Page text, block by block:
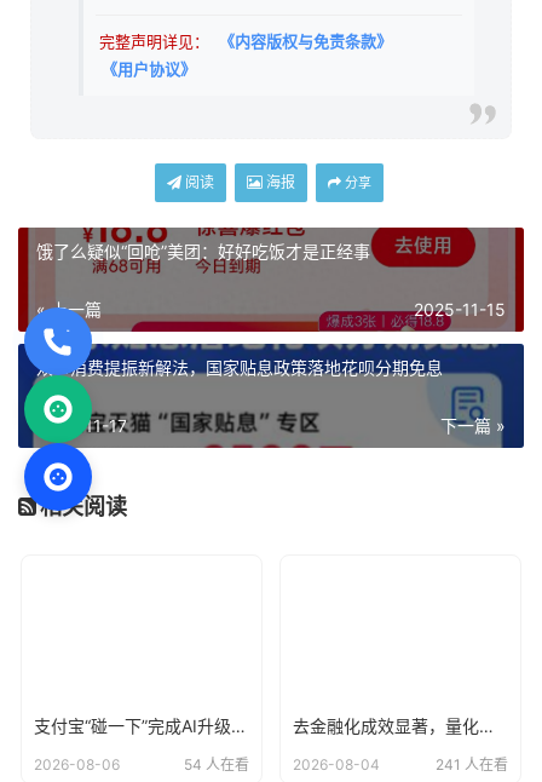
完整声明详见：
《内容版权与免责条款》
《用户协议》
阅读 海报 分享
饿了么疑似“回呛”美团：好好吃饭才是正经事
« 上一篇 2025-11-15
双11消费提振新解法，国家贴息政策落地花呗分期免息
下一篇 »
2025-11-17
相关阅读
支付宝“碰一下”完成AI升级，用户已达4亿
2026-08-06 54 人在看
去金融化成效显著，量化派羊小咩告别野蛮生长？
2026-08-04 241 人在看